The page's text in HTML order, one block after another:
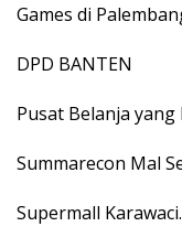
Games di
DPD BANTEN
Pusat Belanja
Summarecon Mal
Supermall Karawaci.